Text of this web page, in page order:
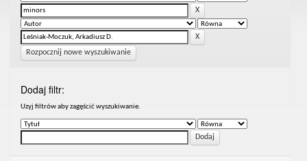
Rozpocznij nowe wyszukiwanie
Dodaj filtr:
Uzyj filtrów aby zagęścić wyszukiwanie.